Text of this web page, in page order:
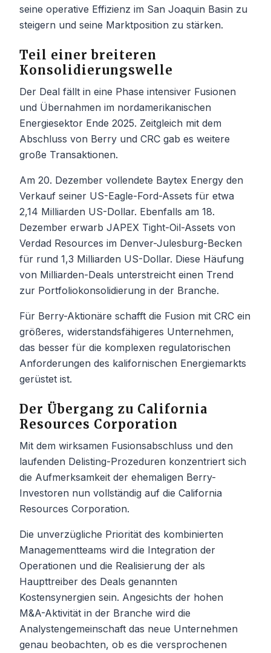
seine operative Effizienz im San Joaquin Basin zu
steigern und seine Marktposition zu stärken.
Teil einer breiteren
Konsolidierungswelle
Der Deal fällt in eine Phase intensiver Fusionen
und Übernahmen im nordamerikanischen
Energiesektor Ende 2025. Zeitgleich mit dem
Abschluss von Berry und CRC gab es weitere
große Transaktionen.
Am 20. Dezember vollendete Baytex Energy den
Verkauf seiner US-Eagle-Ford-Assets für etwa
2,14 Milliarden US-Dollar. Ebenfalls am 18.
Dezember erwarb JAPEX Tight-Oil-Assets von
Verdad Resources im Denver-Julesburg-Becken
für rund 1,3 Milliarden US-Dollar. Diese Häufung
von Milliarden-Deals unterstreicht einen Trend
zur Portfoliokonsolidierung in der Branche.
Für Berry-Aktionäre schafft die Fusion mit CRC ein
größeres, widerstandsfähigeres Unternehmen,
das besser für die komplexen regulatorischen
Anforderungen des kalifornischen Energiemarkts
gerüstet ist.
Der Übergang zu California
Resources Corporation
Mit dem wirksamen Fusionsabschluss und den
laufenden Delisting-Prozeduren konzentriert sich
die Aufmerksamkeit der ehemaligen Berry-
Investoren nun vollständig auf die California
Resources Corporation.
Die unverzügliche Priorität des kombinierten
Managementteams wird die Integration der
Operationen und die Realisierung der als
Haupttreiber des Deals genannten
Kostensynergien sein. Angesichts der hohen
M&A-Aktivität in der Branche wird die
Analystengemeinschaft das neue Unternehmen
genau beobachten, ob es die versprochenen